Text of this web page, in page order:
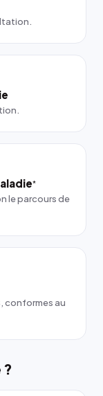
*
le parcours de
conformes au